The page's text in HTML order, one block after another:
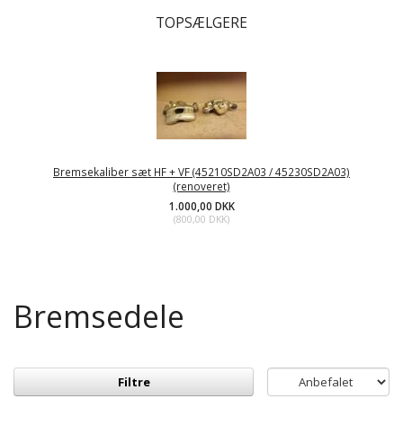
TOPSÆLGERE
Bremsekaliber sæt HF + VF (45210SD2A03 / 45230SD2A03)
(renoveret)
1.000,00 DKK
(800,00 DKK)
Bremsedele
Filtre